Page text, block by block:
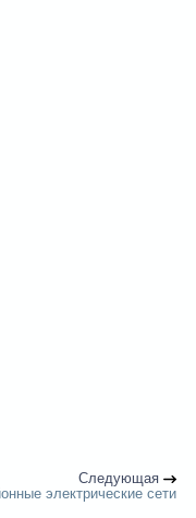
Следующая
электрические сети